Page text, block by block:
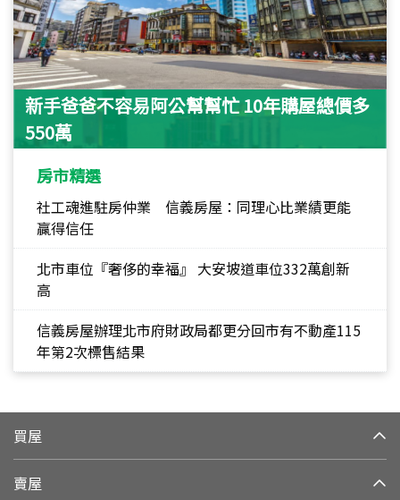
新手爸爸不容易阿公幫幫忙 10年購屋總價多
550萬
房市精選
社工魂進駐房仲業 信義房屋：同理心比業績更能
贏得信任
北市車位『奢侈的幸福』 大安坡道車位332萬創新
高
信義房屋辦理北市府財政局都更分回市有不動產115
年第2次標售結果
買屋
賣屋